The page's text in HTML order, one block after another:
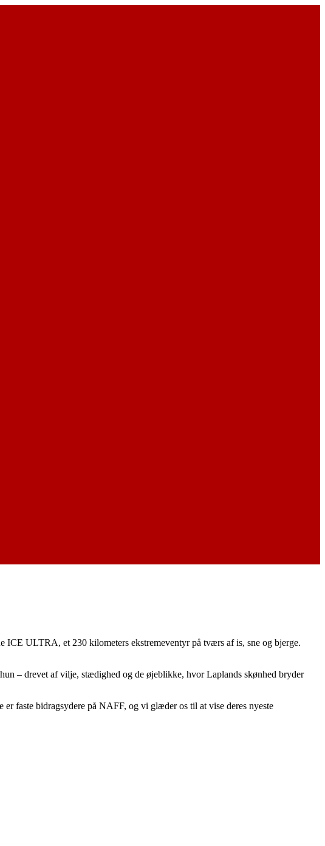
ICE ULTRA, et 230 kilometers ekstremeventyr på tværs af is, sne og bjerge.
– drevet af vilje, stædighed og de øjeblikke, hvor Laplands skønhed bryder
faste bidragsydere på NAFF, og vi glæder os til at vise deres nyeste